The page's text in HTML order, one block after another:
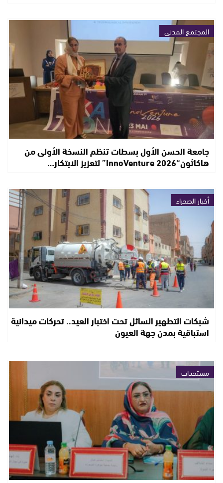
المجتمع المدني
جامعة الحسن الأول بسطات تنظم النسخة الأولى من
هاكاثون“InnoVenture 2026” لتعزيز الابتكار…
أخبار الصحراء
شبكات التطهير السائل تحت اختبار العيد.. تحركات ميدانية
استباقية بمدن جهة العيون
مستجدات